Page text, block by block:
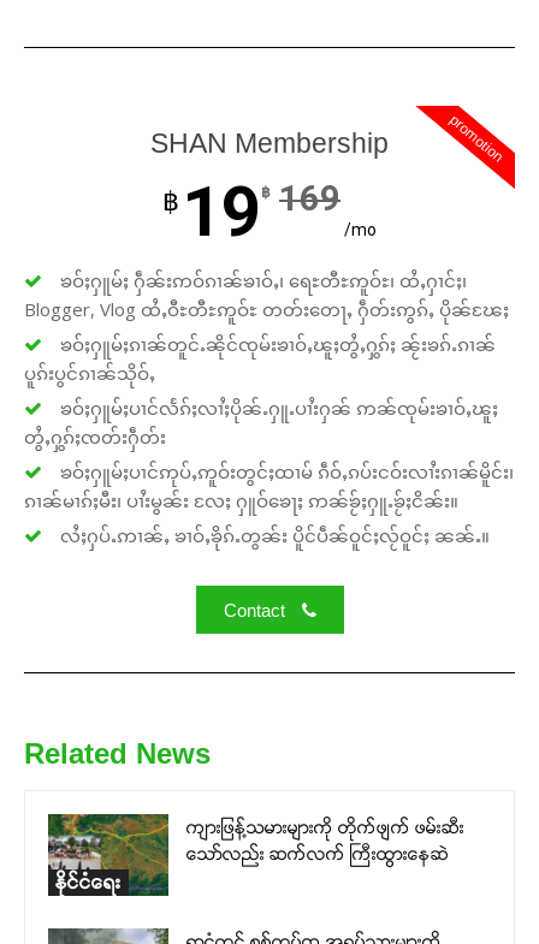
promotion
SHAN Membership
฿ 19 ฿ 169
/mo
ၶဝ်ႈႁူမ်ႈ ႁဵၼ်းဢဝ်ၵၢၼ်ၶၢဝ်ႇ၊ ရေႊတီႊဢူဝ်ႊ၊ ထႆႇႁၢင်ႈ၊
Blogger, Vlog ထႆႇဝီႊတီႊဢူဝ်ႊ တတ်းတေႃႇ ႁဵတ်းဢွၵ်ႇ ပိုၼ်ၽႄႈ
ၶဝ်ႈႁူမ်ႈၵၢၼ်တူင်ႉၼိုင်ၸုမ်းၶၢဝ်ႇၽူႈတွႆႇႁွၵ်ႈ ၼႂ်းၶၵ်ႉၵၢၼ်
ပူၵ်းပွင်ၵၢၼ်သိုဝ်ႇ
ၶဝ်ႈႁူမ်ႈပၢင်လႅၵ်ႈလၢႆႈပိုၼ်ႉႁူႉပၢႆးႁၼ် ဢၼ်ၸုမ်းၶၢဝ်ႇၽူႈ
တွႆႇႁွၵ်ႈၸတ်းႁဵတ်း
ၶဝ်ႈႁူမ်ႈပၢင်ဢုပ်ႇဢူဝ်းတွင်ႈထၢမ် ၵဵဝ်ႇၵပ်းငဝ်းလၢႆးၵၢၼ်မိူင်း၊
ၵၢၼ်မၢၵ်ႈမီး၊ ပၢႆးမွၼ်း လႄႈ ႁူဝ်ၶေႃႈ ဢၼ်ၶႂ်ႈႁူႉၶႂ်ႈငိၼ်း။
လႆႈႁပ်ႉဢၢၼ်ႇ ၶၢဝ်ႇၶိုၵ်ႉတွၼ်း ပိူင်ပဵၼ်ဝူင်ႈလႂ်ဝူင်ႈ ၼၼ်ႉ။
Contact
Related News
နိုင်ငံရေး
ကျားဖြန့်သမားများကို တိုက်ဖျက် ဖမ်းဆီး
သော်လည်း ဆက်လက် ကြီးထွားနေဆဲ